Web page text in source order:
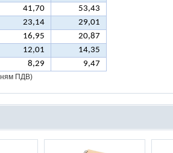
41,70
53,43
23,14
29,01
16,95
20,87
12,01
14,35
8,29 9,47
ПДВ)